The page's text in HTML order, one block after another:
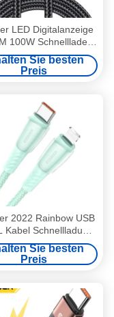
LED Digitalanzeige
100W Schnelllade-
für Mobiltelefone
Sie besten
Preis
2022 Rainbow USB
Kabel Schnellladung
m 1 m 2 m 3 m
Sie besten
Preis